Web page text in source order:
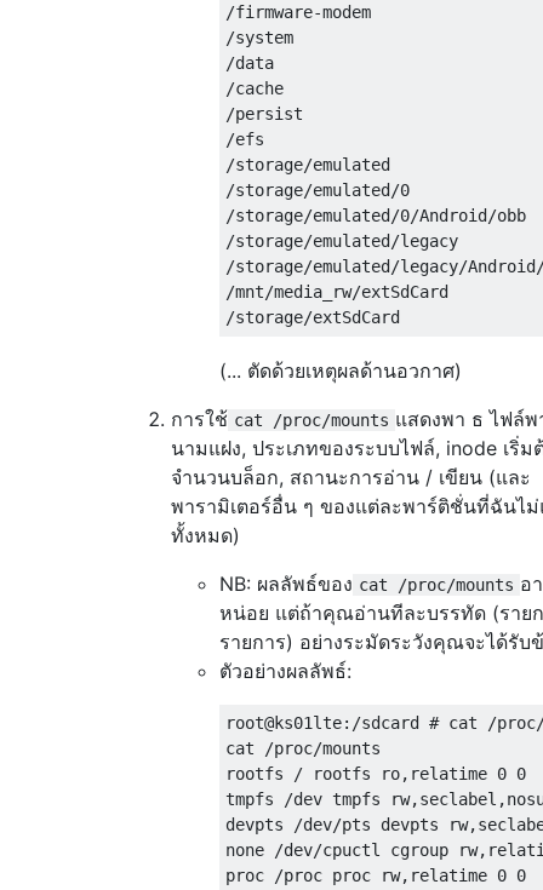
/firmware-modem
/system
/data
/cache
/persist
/efs
/storage/emulated
/storage/emulated/0
/storage/emulated/0/Android/
/storage/emulated/legacy
/storage/emulated/legacy/
/mnt/media_rw/extSdCard
(... ตัดด้วยเหตุผลด้านอวกาศ)
การใช้ cat /proc/mounts แสดงพา ธ ไฟล์
นามแฝง, ประเภทของระบบไฟล์, inode เริ่ม
จำนวนบล็อก, สถานะการอ่าน / เขียน (และ
พารามิเตอร์อื่น ๆ ของแต่ละพาร์ติชั่นที่ฉันไม่
ทั้งหมด)
NB: ผลลัพธ์ของ cat /proc/mounts อ
หน่อย แต่ถ้าคุณอ่านทีละบรรทัด (ราย
รายการ) อย่างระมัดระวังคุณจะได้รับ
ตัวอย่างผลลัพธ์:
root@ks01lte:/sdcard # cat /proc/
cat /proc/mounts
rootfs / rootfs ro,relatime 0 0
tmpfs /dev tmpfs
devpts /dev/pts devpts
none /dev/cpuctl cgroup
proc /proc proc rw,relatime 0 0